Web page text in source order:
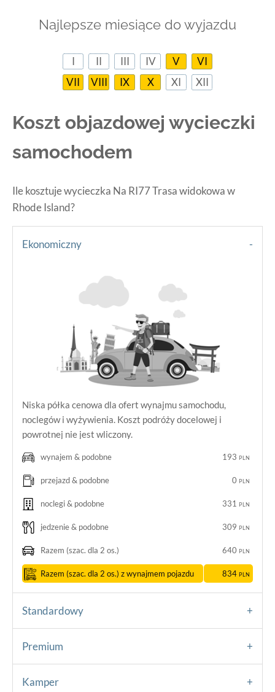
Najlepsze miesiące do wyjazdu
I II III IV V
VI
VII
VIII IX X XI XII
Koszt objazdowej wycieczki
samochodem
Ile kosztuje wycieczka Na RI77 Trasa widokowa w
Rhode Island?
Ekonomiczny
Niska półka cenowa dla ofert wynajmu samochodu,
noclegów i wyżywienia. Koszt podróży docelowej i
powrotnej nie jest wliczony.
wynajem & podobne 193 PLN
przejazd & podobne 0 PLN
noclegi & podobne 331 PLN
jedzenie & podobne 309 PLN
Razem (szac. dla 2 os.) 640 PLN
Razem (szac. dla 2 os.) z wynajmem pojazdu 834 PLN
Standardowy
Premium
Kamper